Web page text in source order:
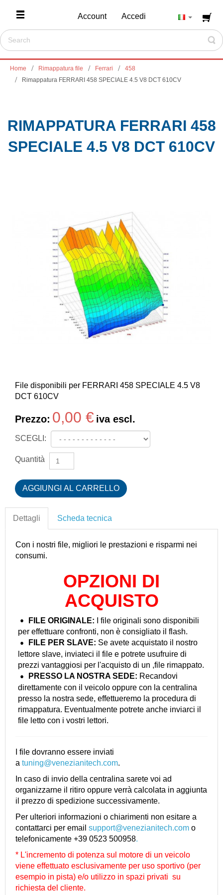
Account Accedi
Home Rimappatura file Ferrari
458
Rimappatura FERRARI 458 SPECIALE 4.5 V8 DCT 610CV
RIMAPPATURA FERRARI 458
SPECIALE 4.5 V8 DCT 610CV
File disponibili per FERRARI 458 SPECIALE 4.5 V8
DCT 610CV
Prezzo: 0,00 € iva escl.
SCEGLI:
Quantità
Dettagli Scheda tecnica
Con i nostri file, migliori le prestazioni e risparmi nei
consumi.
OPZIONI DI
ACQUISTO
FILE ORIGINALE:
I file originali sono disponibili
per effettuare confronti, non è consigliato il flash.
FILE PER SLAVE: Se avete acquistato il nostro
lettore slave, inviateci il file e potrete usufruire di
prezzi vantaggiosi per l'acquisto di un ,file rimappato.
PRESSO LA NOSTRA SEDE: Recandovi
direttamente con il veicolo oppure con la centralina
presso la nostra sede, effettueremo la procedura di
rimappatura. Eventualmente potrete anche inviarci il
file letto con i vostri lettori.
I file dovranno essere inviati
a tuning@venezianitech.com.
In caso di invio della centralina sarete voi ad
organizzarne il ritiro oppure verrà calcolata in aggiunta
il prezzo di spedizione successivamente.
Per ulteriori informazioni o chiarimenti non esitare a
contattarci per email support@venezianitech.com o
telefonicamente +39 0523 500958.
* L'incremento di potenza sul motore di un veicolo
viene effettuato esclusivamente per uso sportivo (per
esempio in pista) e/o utilizzo in spazi privati su
richiesta del cliente.